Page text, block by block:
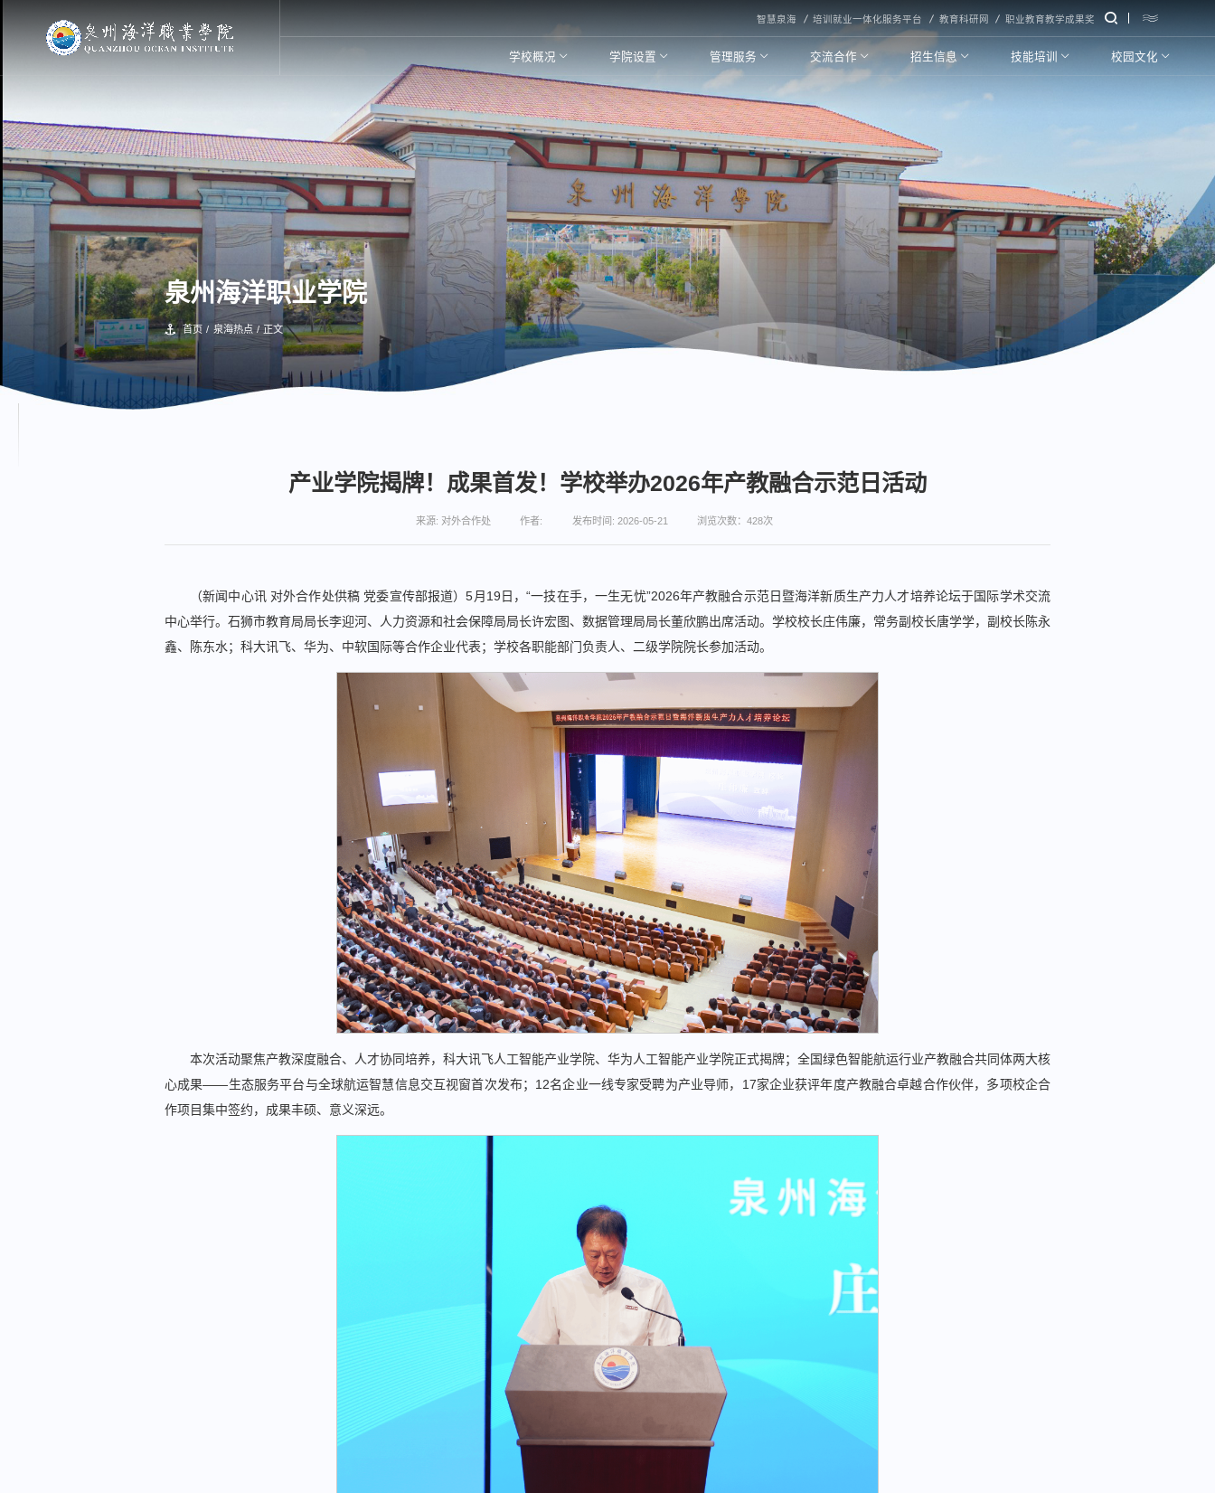
智慧泉海 培训就业一体化服务平台 教育科研网 职业教育教学成果奖
学校概况 学院设置 管理服务 交流合作 招生信息 技能培训 校园文化
泉州海洋职业学院
首页 / 泉海热点 / 正文
产业学院揭牌！成果首发！学校举办2026年产教融合示范日活动
来源: 对外合作处 作者: 发布时间: 2026-05-21 浏览次数： 428次
（新闻中心讯 对外合作处供稿 党委宣传部报道）5月19日，“一技在手，一生无忧”2026年产教融合示范日暨海洋新质生产力人才培养论坛于国际学术交流
中心举行。石狮市教育局局长李迎河、人力资源和社会保障局局长许宏图、数据管理局局长董欣鹏出席活动。学校校长庄伟廉，常务副校长唐学学，副校长陈永
鑫、陈东水；科大讯飞、华为、中软国际等合作企业代表；学校各职能部门负责人、二级学院院长参加活动。
本次活动聚焦产教深度融合、人才协同培养，科大讯飞人工智能产业学院、华为人工智能产业学院正式揭牌；全国绿色智能航运行业产教融合共同体两大核
心成果——生态服务平台与全球航运智慧信息交互视窗首次发布；12名企业一线专家受聘为产业导师，17家企业获评年度产教融合卓越合作伙伴，多项校企合
作项目集中签约，成果丰硕、意义深远。